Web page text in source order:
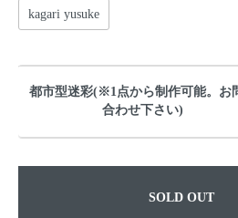
kagari yusuke
都市型迷彩(※1点から制作可能。お
合わせ下さい)
SOLD OUT